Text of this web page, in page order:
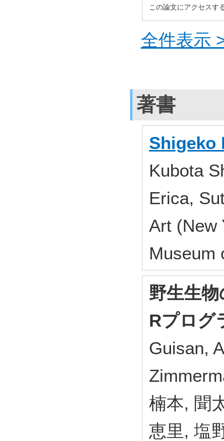
この論文にアクセスす
全件表示
著書
Shigeko
Kubota
Erica,
Art (New
Museum
野生生
Rプログ
Guisan,
楠本, 聞
恵里, 塩